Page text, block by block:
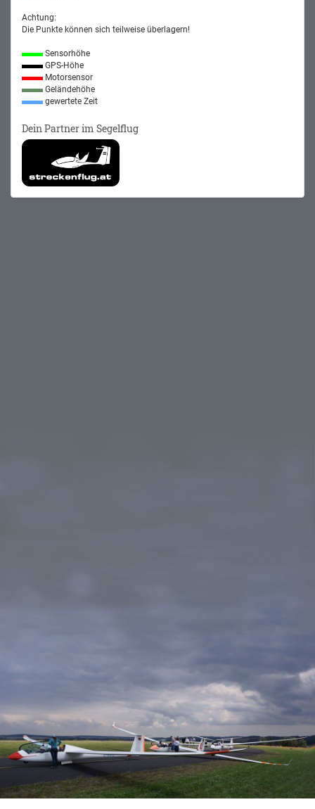
Achtung:
Die Punkte können sich teilweise überlagern!
Sensorhöhe
GPS-Höhe
Motorsensor
Geländehöhe
gewertete Zeit
Dein Partner im Segelflug